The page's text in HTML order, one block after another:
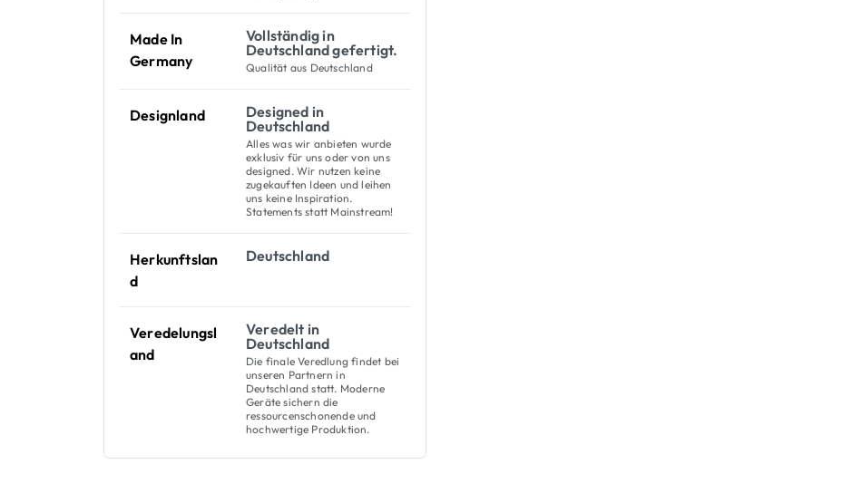
Made In
Germany
Vollständig in
Deutschland gefertigt.
Qualität aus Deutschland
Designland
Designed in
Deutschland
Alles was wir anbieten wurde
exklusiv für uns oder von uns
designed. Wir nutzen keine
zugekauften Ideen und leihen
uns keine Inspiration.
Statements statt Mainstream!
Herkunftslan
d
Deutschland
Veredelungsl
and
Veredelt in
Deutschland
Die finale Veredlung findet bei
unseren Partnern in
Deutschland statt. Moderne
Geräte sichern die
ressourcenschonende und
hochwertige Produktion.